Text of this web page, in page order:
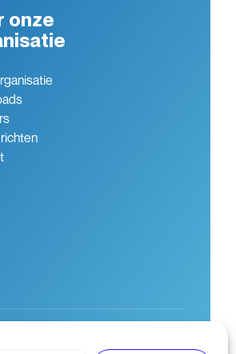
onze